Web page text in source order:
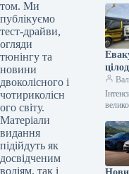
том. Ми
публікуємо
тест-драйви,
огляди
тюнінгу та
новини
двоколісного і
чотириколісн
ого світу.
Матеріали
видання
підійдуть як
досвідченим
водіям, так і
2026